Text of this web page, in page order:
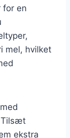
for en
mel, hvilket
Tilsæt
ekstra